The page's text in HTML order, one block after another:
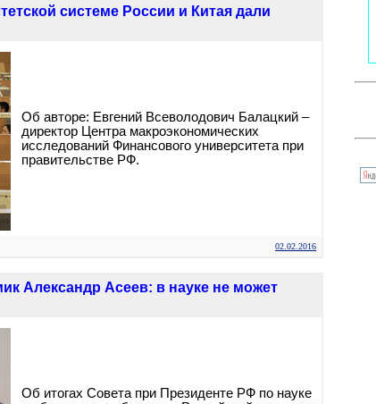
системе России и Китая дали
Об авторе: Евгений Всеволодович Балацкий –
директор Центра макроэкономических
исследований Финансового университета при
правительстве РФ.
02.02.2016
Александр Асеев: в науке не может
Об итогах Совета при Президенте РФ по науке